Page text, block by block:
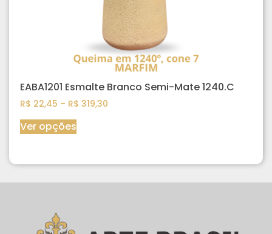
EABA1201 Esmalte Branco Semi-Mate 1240.C
R$ 22,45 – R$ 319,30
Ver opções